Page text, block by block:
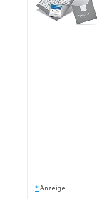
* Anzeige